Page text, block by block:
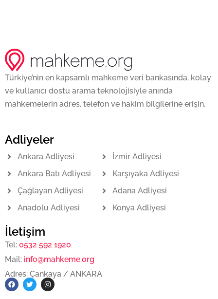
Türkiye’nin en kapsamlı mahkeme veri bankasında, kolay
ve kullanıcı dostu arama teknolojisiyle anında
mahkemelerin adres, telefon ve hakim bilgilerine erişin.
Adliyeler
Ankara Adliyesi
Ankara Batı Adliyesi
Çağlayan Adliyesi
Anadolu Adliyesi
İzmir Adliyesi
Karşıyaka Adliyesi
Adana Adliyesi
Konya Adliyesi
İletişim
Tel: 0532 592 1920
Mail: info@mahkeme.org
Adres: Çankaya / ANKARA